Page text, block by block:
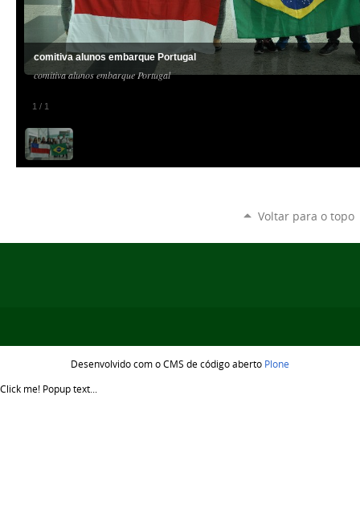
1 / 1
comitiva alunos embarque Portugal
comitiva alunos embarque Portugal
Voltar para o topo
Desenvolvido com o CMS de código aberto Plone
Click me! Popup text...